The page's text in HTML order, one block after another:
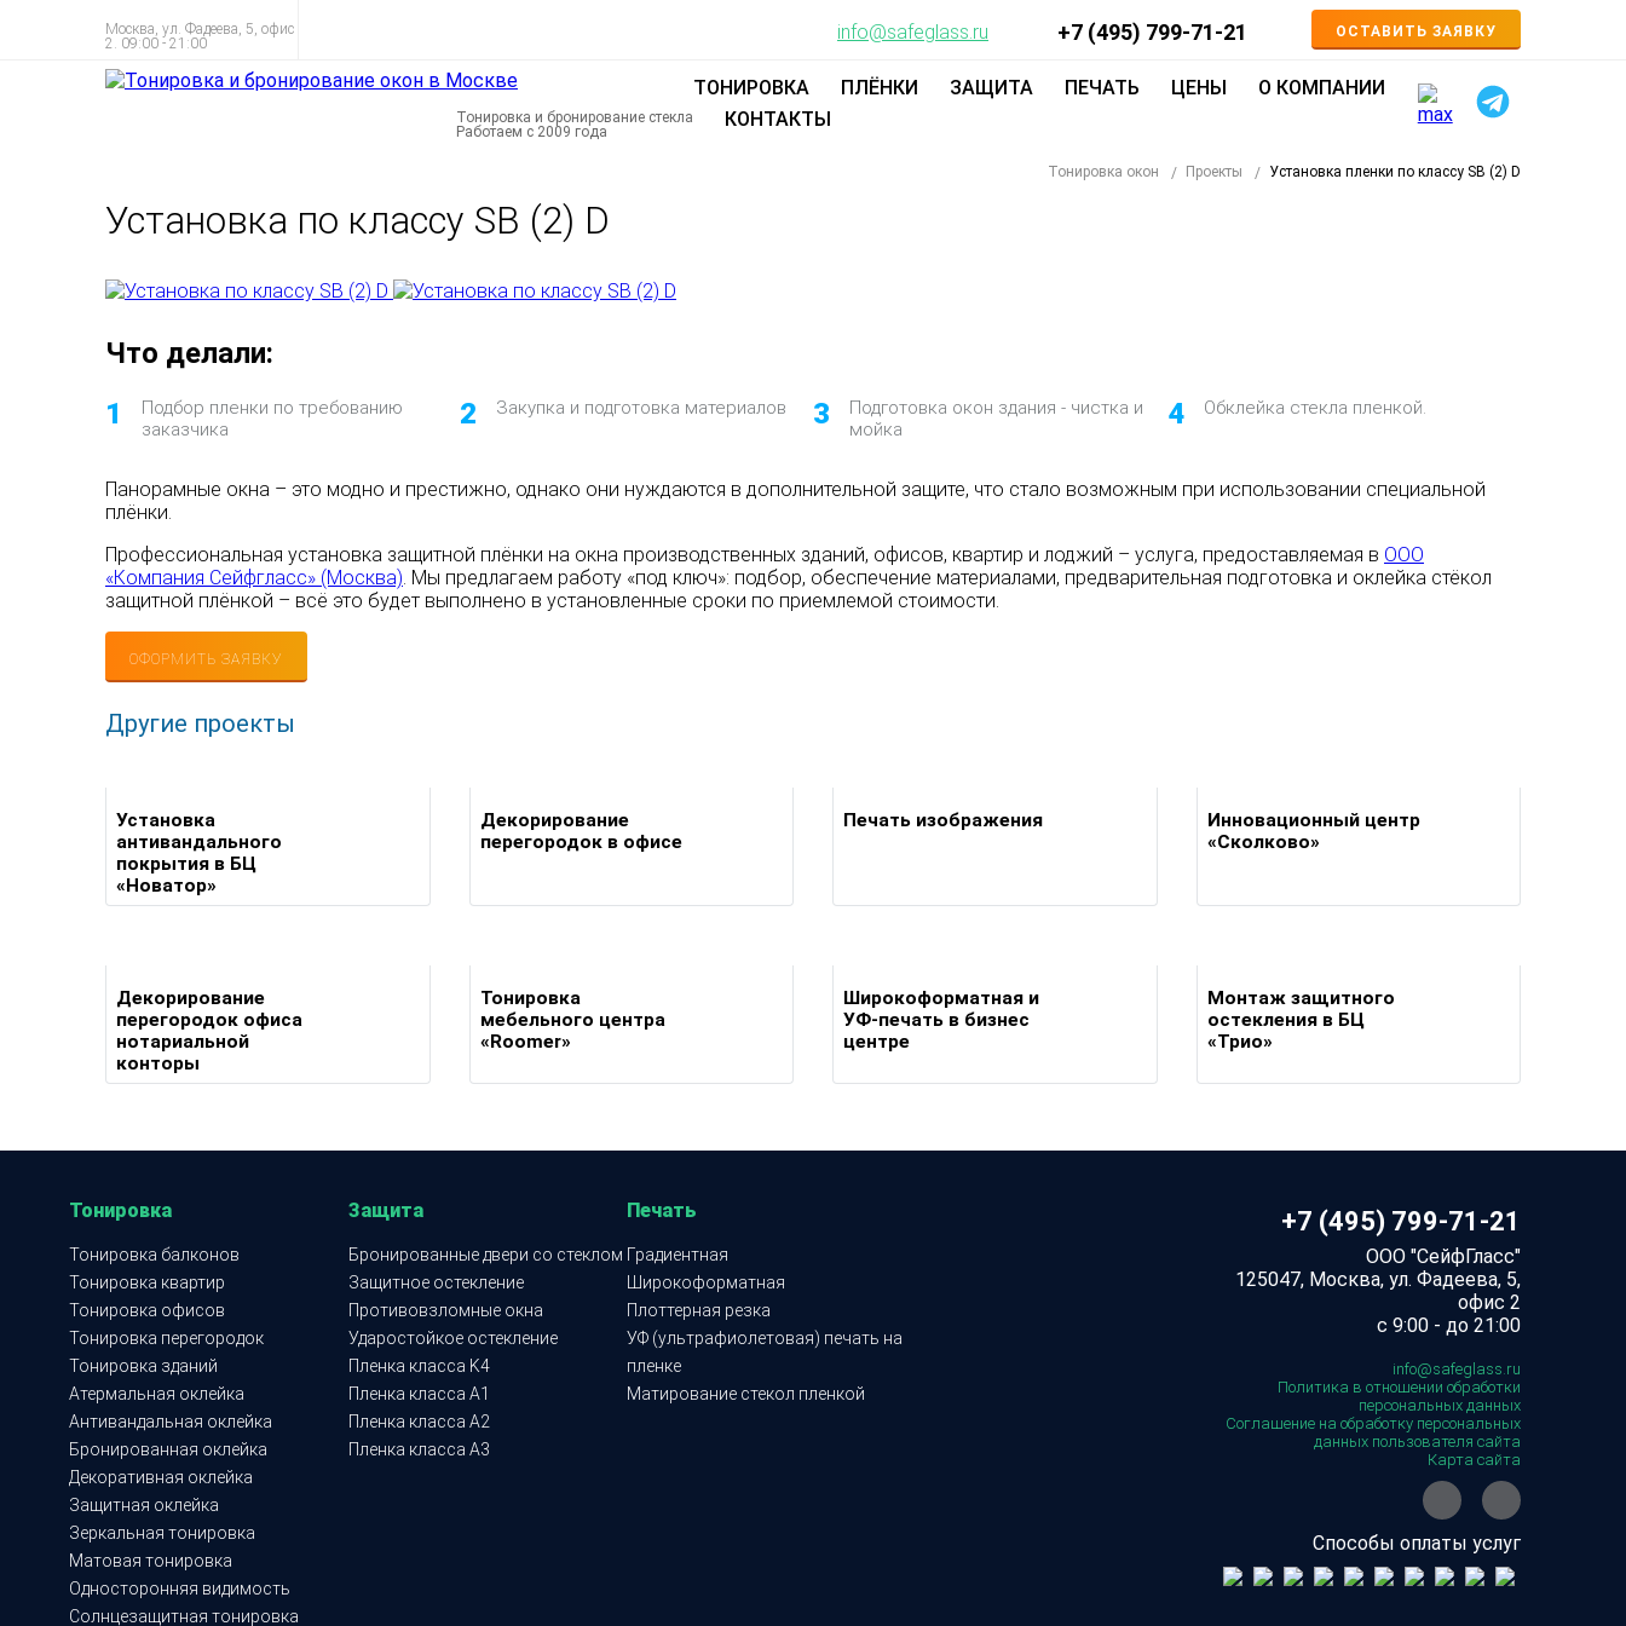
Москва, ул. Фадеева, 5, офис
2. 09:00 - 21:00
info@safeglass.ru +7 (495) 799-71-21 ОСТАВИТЬ ЗАЯВКУ
Тонировка и бронирование стекла
Работаем с 2009 года
ТОНИРОВКА ПЛЁНКИ ЗАЩИТА ПЕЧАТЬ ЦЕНЫ
О КОМПАНИИ
КОНТАКТЫ
Тонировка окон Проекты Установка пленки по классу SB (2) D
Установка по классу SB (2) D
Что делали:
1
Подбор пленки по требованию
заказчика
2 Закупка и подготовка материалов 3
Подготовка окон здания - чистка и
мойка
4 Обклейка стекла пленкой.
Панорамные окна – это модно и престижно, однако они нуждаются в дополнительной защите, что стало возможным при использовании специальной
плёнки.
Профессиональная установка защитной плёнки на окна производственных зданий, офисов, квартир и лоджий – услуга, предоставляемая в ООО
«Компания Сейфгласс» (Москва). Мы предлагаем работу «под ключ»: подбор, обеспечение материалами, предварительная подготовка и оклейка стёкол
защитной плёнкой – всё это будет выполнено в установленные сроки по приемлемой стоимости.
ОФОРМИТЬ ЗАЯВКУ
Другие проекты
Установка
антивандального
покрытия в БЦ
«Новатор»
Декорирование
перегородок в офисе
Печать изображения
Инновационный центр
«Сколково»
Декорирование
перегородок офиса
нотариальной
конторы
Тонировка
мебельного центра
«Roomer»
Широкоформатная и
УФ-печать в бизнес
центре
Монтаж защитного
остекления в БЦ
«Трио»
Тонировка
Тонировка балконов
Тонировка квартир
Тонировка офисов
Тонировка перегородок
Тонировка зданий
Атермальная оклейка
Антивандальная оклейка
Бронированная оклейка
Декоративная оклейка
Защитная оклейка
Зеркальная тонировка
Матовая тонировка
Односторонняя видимость
Солнцезащитная тонировка
Защита
Бронированные двери со стеклом
Защитное остекление
Противовзломные окна
Ударостойкое остекление
Пленка класса K4
Пленка класса A1
Пленка класса A2
Пленка класса A3
Печать
Градиентная
Широкоформатная
Плоттерная резка
УФ (ультрафиолетовая) печать на
пленке
Матирование стекол пленкой
+7 (495) 799-71-21
ООО "СейфГласс"
125047, Москва, ул. Фадеева, 5,
офис 2
с 9:00 - до 21:00
info@safeglass.ru
Политика в отношении обработки
персональных данных
Соглашение на обработку персональных
данных пользователя сайта
Карта сайта
Способы оплаты услуг